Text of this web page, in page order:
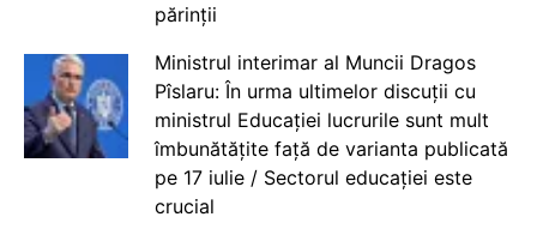
părinții
Ministrul interimar al Muncii Dragos
Pîslaru: În urma ultimelor discuții cu
ministrul Educației lucrurile sunt mult
îmbunătățite față de varianta publicată
pe 17 iulie / Sectorul educației este
crucial